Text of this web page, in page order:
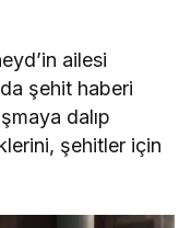
ailesi
şehit haberi
dalıp
şehitler için